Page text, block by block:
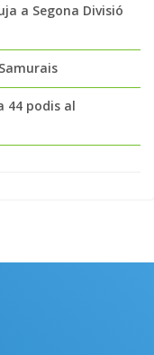
a Segona Divisió
44 podis al